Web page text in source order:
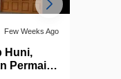
Few Weeks Ago
Huni,